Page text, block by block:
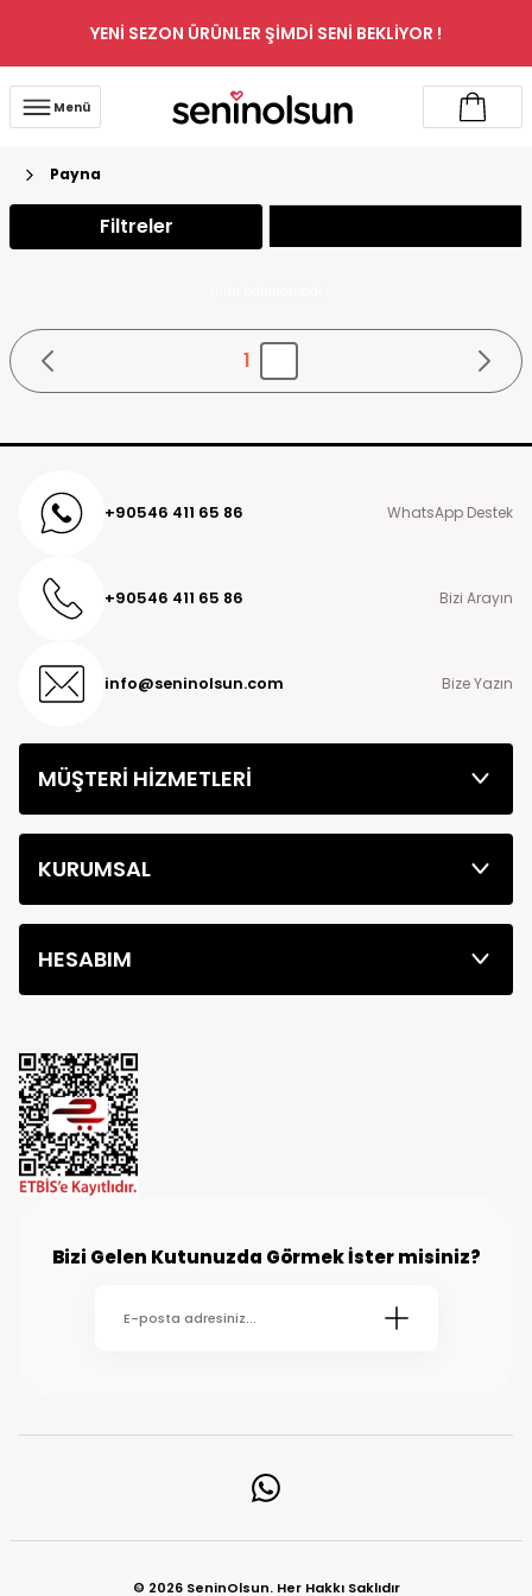
YENİ SEZON ÜRÜNLER ŞİMDİ SENİ BEKLİYOR !
Menü
Payna
Filtreler
1
+90546 411 65 86 WhatsApp Destek
+90546 411 65 86 Bizi Arayın
info@seninolsun.com Bize Yazın
MÜŞTERİ HİZMETLERİ
KURUMSAL
HESABIM
Bizi Gelen Kutunuzda Görmek İster misiniz?
© 2026 SeninOlsun. Her Hakkı Saklıdır